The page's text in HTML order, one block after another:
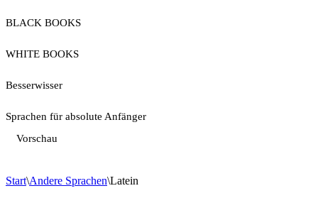
BLACK BOOKS
WHITE BOOKS
Besserwisser
Sprachen für absolute Anfänger
Vorschau
Start\Andere Sprachen\Latein